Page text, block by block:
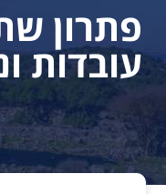
פתרון
עובדות